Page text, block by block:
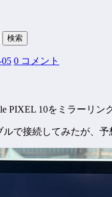
05 0 コメント
PIXEL 10をミラーリン
で接続してみたが、